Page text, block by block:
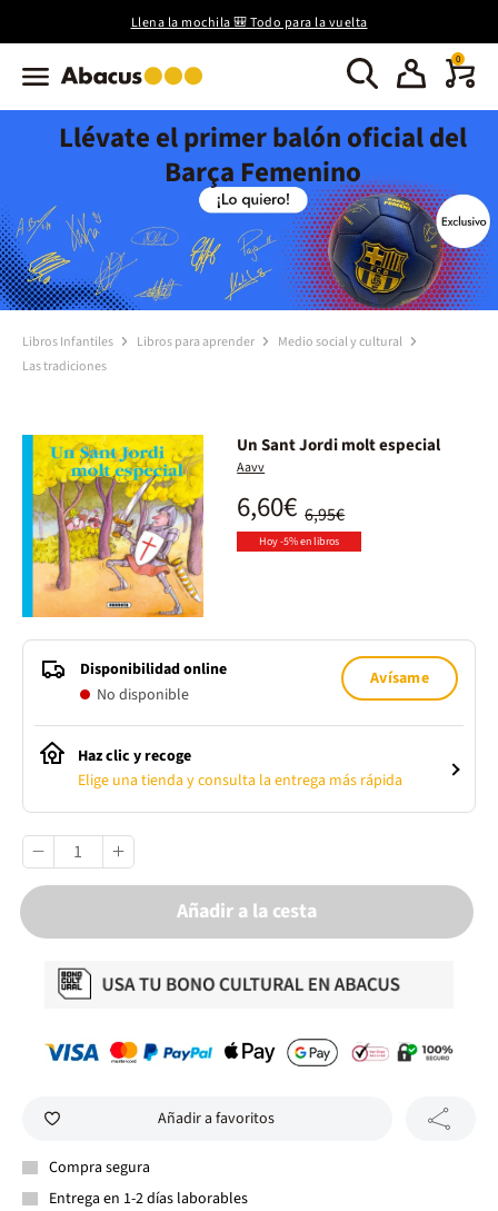
Llena la mochila 🎒 Todo para la vuelta
0
Llévate el primer balón oficial del
Barça Femenino
Libros Infantiles Libros para aprender
Medio social y cultural
Las tradiciones
Un Sant Jordi molt especial
Aavv
6,95€
6,60€
Hoy -5% en libros
Disponibilidad online
No disponible
Avísame
Haz clic y recoge
Elige una tienda y consulta la entrega más rápida
Añadir a la cesta
Añadir a favoritos
Compra segura
Entrega en 1-2 días laborables